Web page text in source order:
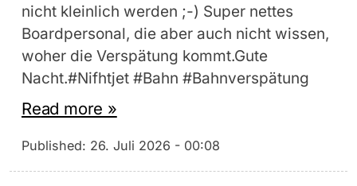
nicht kleinlich werden ;-) Super nettes
Boardpersonal, die aber auch nicht wissen,
woher die Verspätung kommt.Gute
Nacht.#Nifhtjet #Bahn #Bahnverspätung
Read more »
Published: 26. Juli 2026 - 00:08